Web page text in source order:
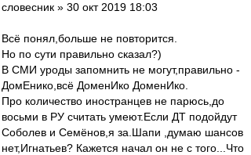
словесник » 30 окт 2019 18:03
Всё понял,больше не повторится.
Но по сути правильно сказал?)
В СМИ уроды запомнить не могут,правильно -
ДомЕнико,всё ДоменИко ДоменИко.
Про количество иностранцев не парюсь,до
восьми в РУ считать умеют.Если ДТ подойдут
Соболев и Семёнов,я за.Шапи ,думаю шансов
нет,Игнатьев? Кажется начал он не с того...Что